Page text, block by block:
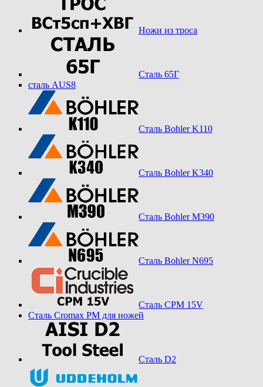
Ножи из троса
Сталь 65Г
сталь AUS8
Сталь Bohler K110
Сталь Bohler K340
Сталь Bohler M390
Сталь Bohler N695
Сталь CPM 15V
Сталь Cromax PM для ножей
Сталь D2